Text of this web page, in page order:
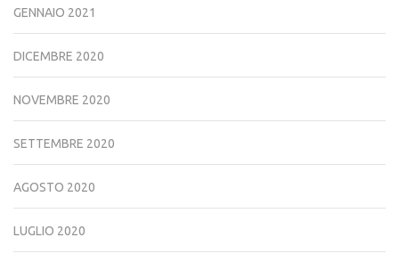
GENNAIO 2021
DICEMBRE 2020
NOVEMBRE 2020
SETTEMBRE 2020
AGOSTO 2020
LUGLIO 2020